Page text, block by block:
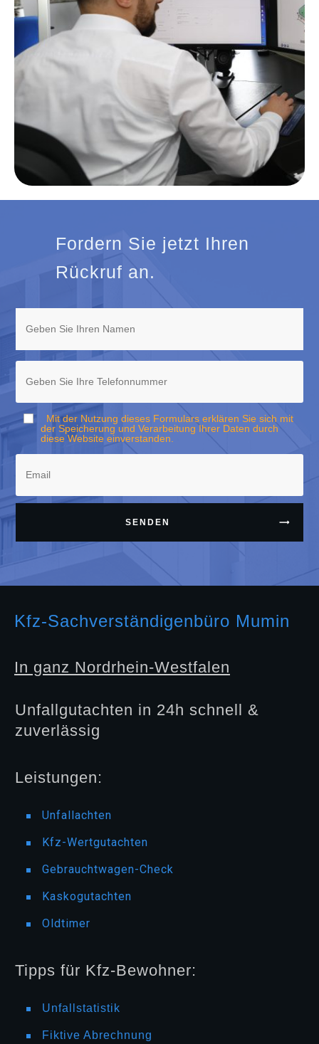
Fordern Sie jetzt Ihren
Rückruf an.
Mit der Nutzung dieses Formulars erklären Sie sich mit
der Speicherung und Verarbeitung Ihrer Daten durch
diese Website einverstanden.
SENDEN
Kfz-Sachverständigenbüro Mumin
In ganz Nordrhein-Westfalen
Unfallgutachten in 24h schnell &
zuverlässig
Leistungen:
Unfallachten
Kfz-Wertgutachten
Gebrauchtwagen-Check
Kaskogutachten
Oldtimer
Tipps für Kfz-Bewohner:
Unfallstatistik
Fiktive Abrechnung